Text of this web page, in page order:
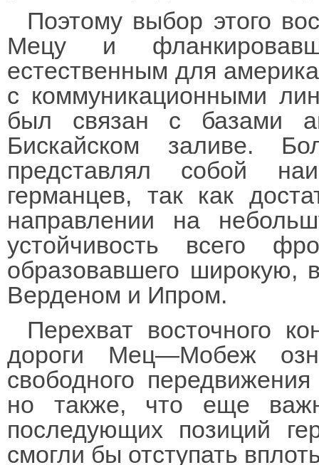
Поэтому выбор этого
Мецу и
естественным для
с коммуникационными
был связан с базами
Бискайском заливе.
представлял собой
германцев, так как
направлении на
устойчивость всего
образовавшего широкую,
Верденом и Ипром.
Перехват восточного
дороги Мец—Мобеж
свободного
но также, что еще
последующих позиций
смогли бы отступать